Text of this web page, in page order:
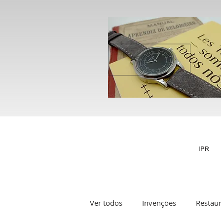
IPR
Ver todos Invenções